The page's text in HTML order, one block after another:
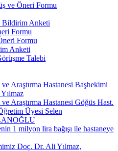
ve Öneri Formu
Bildirim Anketi
Formu
Formu
Anketi
Talebi
Araştırma Hastanesi Başhekimi
Araştırma Hastanesi Göğüs Hast.
Üyesi Selen
1 milyon lira bağışı ile hastaneye
Doç. Dr. Ali Yılmaz,